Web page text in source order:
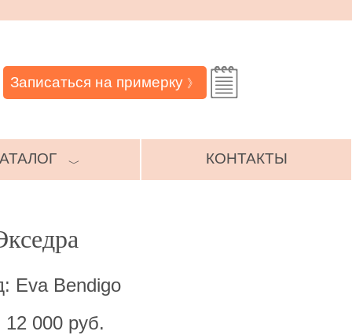
Записаться на примерку 》
﹀ КОНТАКТЫ
Eva Bendigo
000 руб.